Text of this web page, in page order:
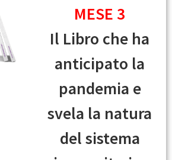
MESE 3
Il Libro che ha
anticipato la
pandemia e
svela la natura
del sistema